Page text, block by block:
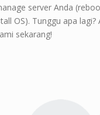
server Anda
OS). Tunggu apa lagi?
sekarang!